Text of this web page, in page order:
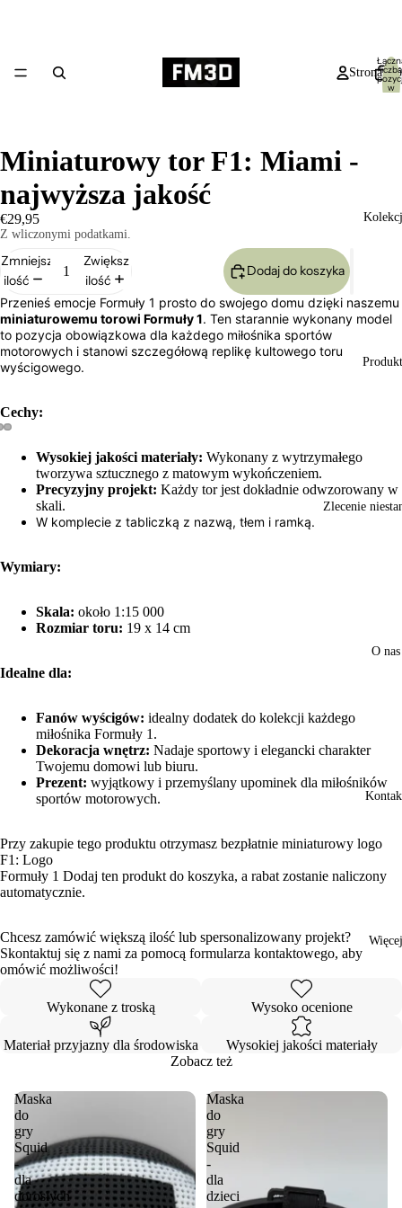
Strona
Zlecenie
O nas
Więcej
liczba
w
Otwórz
w trybie
pełnoekranowym
Otwórz
w trybie
pełnoekranowym
Otwórz
w trybie
pełnoekranowym
Miniaturowy tor F1: Miami -
najwyższa jakość
€29,95
Z wliczonymi podatkami.
Zmniejsz
ilość
Zwiększ
ilość
Dodaj do koszyka
Przenieś emocje Formuły 1 prosto do swojego domu dzięki naszemu
miniaturowemu torowi Formuły 1. Ten starannie wykonany model
to pozycja obowiązkowa dla każdego miłośnika sportów
motorowych i stanowi szczegółową replikę kultowego toru
wyścigowego.
Cechy:
Wysokiej jakości materiały: Wykonany z wytrzymałego
tworzywa sztucznego z matowym wykończeniem.
Precyzyjny projekt: Każdy tor jest dokładnie odwzorowany w
skali.
W komplecie z tabliczką z nazwą, tłem i ramką.
Wymiary:
Skala: około 1:15 000
Rozmiar toru: 19 x 14 cm
Idealne dla:
Fanów wyścigów: idealny dodatek do kolekcji każdego
miłośnika Formuły 1.
Dekoracja wnętrz: Nadaje sportowy i elegancki charakter
Twojemu domowi lub biuru.
Prezent: wyjątkowy i przemyślany upominek dla miłośników
sportów motorowych.
Przy zakupie tego produktu otrzymasz bezpłatnie miniaturowy logo
F1: Logo
Formuły 1 Dodaj ten produkt do koszyka, a rabat zostanie naliczony
automatycznie.
Chcesz zamówić większą ilość lub spersonalizowany projekt?
Skontaktuj się z nami za pomocą formularza kontaktowego, aby
omówić możliwości!
Wykonane z troską Wysoko ocenione
Materiał przyjazny dla środowiska
Wysokiej jakości materiały
Zobacz też
Maska
do
gry
Squid
-
dla
dorosłych
Maska
do
gry
Squid
-
dla
dzieci